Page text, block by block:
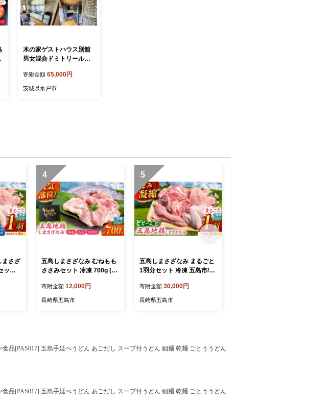
木の家ゲストハウス別館
男女混合ドミトリールー
流 情報交換 出会い 仲
間】(IO-108)
寄附金額 65,000円
茨城県水戸市
まさざ
ット
4
五島しまさざなみ むねもも
ささみセット 冷凍 700g (も
g、ささみ約100g) 五島市/
合同会社五島さざなみ農園
寄附金額 12,000円
長崎県五島市
5
五島しまさざなみ まるごと
1羽分セット 冷凍 五島市/合
HH001]
寄附金額 30,000円
長崎県五島市
品[PAS017] 五島手延べうどん あごだし スープ付うどん 細麺 乾麺 ごとううどん
品[PAS017] 五島手延べうどん あごだし スープ付うどん 細麺 乾麺 ごとううどん